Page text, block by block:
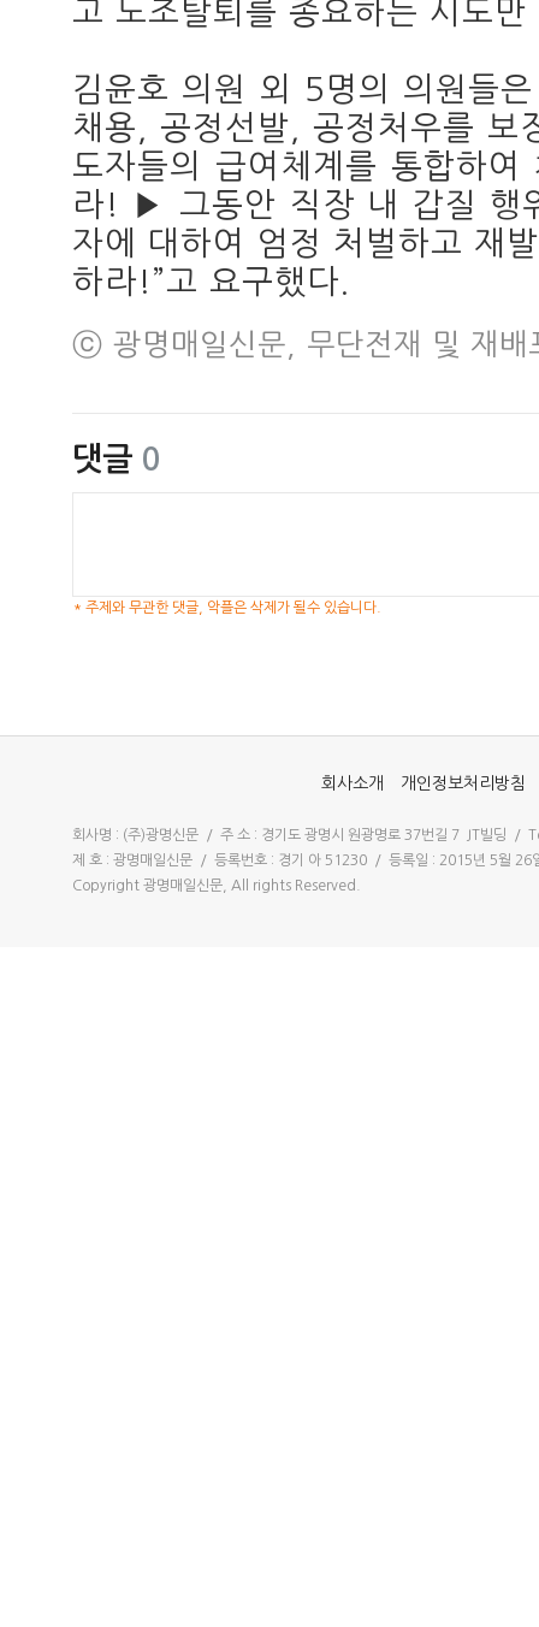
고 노조탈퇴를 종요하는 시도
김윤호 의원 외 5명의 의원들
채용, 공정선발, 공정처우를
도자들의 급여체계를 통합하
라! ▶ 그동안 직장 내 갑질 행
자에 대하여 엄정 처벌하고 재
하라!”고 요구했다.
ⓒ 광명매일신문, 무단전재 및 재배
댓글 0
* 주제와 무관한 댓글, 악플은 삭제가 될수 있습니다.
회사소개 개인정보처리방침
회사명 : (주)광명신문 / 주 소 : 경기도 광명시 원광명로 37번길 7 JT빌딩
제 호 : 광명매일신문 / 등록번호 : 경기 아 51230 / 등록일 : 2015년 5월
Copyright 광명매일신문, All rights Reserved.